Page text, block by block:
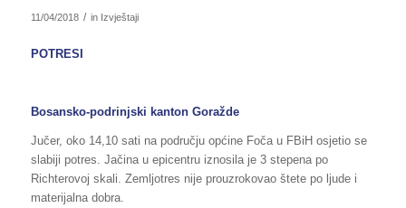
11/04/2018 / in Izvještaji
POTRESI
Bosansko-podrinjski kanton Goražde
Jučer, oko 14,10 sati na području općine Foča u FBiH osjetio se
slabiji potres. Jačina u epicentru iznosila je 3 stepena po
Richterovoj skali. Zemljotres nije prouzrokovao štete po ljude i
materijalna dobra.